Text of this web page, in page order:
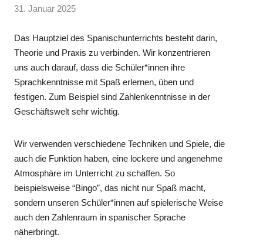
31. Januar 2025
Das Hauptziel des Spanischunterrichts besteht darin,
Theorie und Praxis zu verbinden. Wir konzentrieren
uns auch darauf, dass die Schüler*innen ihre
Sprachkenntnisse mit Spaß erlernen, üben und
festigen. Zum Beispiel sind Zahlenkenntnisse in der
Geschäftswelt sehr wichtig.
Wir verwenden verschiedene Techniken und Spiele, die
auch die Funktion haben, eine lockere und angenehme
Atmosphäre im Unterricht zu schaffen. So
beispielsweise “Bingo”, das nicht nur Spaß macht,
sondern unseren Schüler*innen auf spielerische Weise
auch den Zahlenraum in spanischer Sprache
näherbringt.